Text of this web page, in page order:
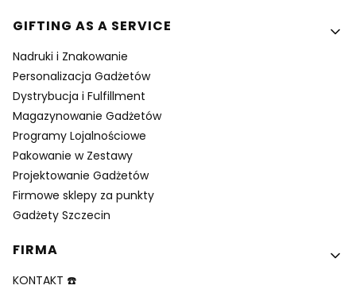
GIFTING AS A SERVICE
Nadruki i Znakowanie
Personalizacja Gadżetów
Dystrybucja i Fulfillment
Magazynowanie Gadżetów
Programy Lojalnościowe
Pakowanie w Zestawy
Projektowanie Gadżetów
Firmowe sklepy za punkty
Gadżety Szczecin
FIRMA
KONTAKT ☎️